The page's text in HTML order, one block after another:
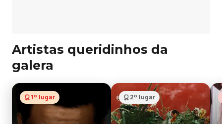
Artistas queridinhos da
galera
1º lugar 2º lugar